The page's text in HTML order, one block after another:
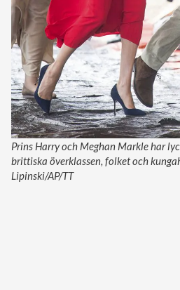
Prins Harry och Meghan Markle har
brittiska överklassen, folket och
Lipinski/AP/TT